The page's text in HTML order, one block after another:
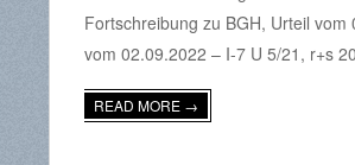
Fortschreibung zu BGH, Urteil
vom 02.09.2022 – I-7 U 5/21, r+s
READ MORE →